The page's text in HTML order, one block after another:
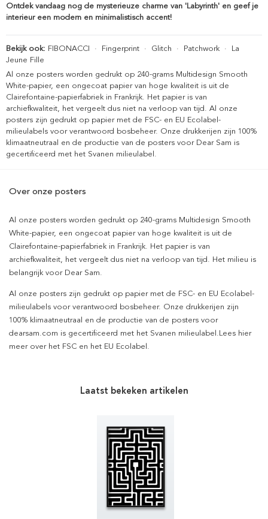
Ontdek vandaag nog de mysterieuze charme van 'Labyrinth' en geef je
interieur een modern en minimalistisch accent!
Bekijk ook: FIBONACCI · Fingerprint · Glitch · Patchwork · La
Jeune Fille
Al onze posters worden gedrukt op 240-grams Multidesign Smooth
White-papier, een ongecoat papier van hoge kwaliteit is uit de
Clairefontaine-papierfabriek in Frankrijk. Het papier is van
archiefkwaliteit, het vergeelt dus niet na verloop van tijd. Al onze
posters zijn gedrukt op papier met de FSC- en EU Ecolabel-
milieulabels voor verantwoord bosbeheer. Onze drukkerijen zijn 100%
klimaatneutraal en de productie van de posters voor Dear Sam is
gecertificeerd met het Svanen milieulabel.
Over onze posters
Al onze posters worden gedrukt op 240-grams Multidesign Smooth
White-papier, een ongecoat papier van hoge kwaliteit is uit de
Clairefontaine-papierfabriek in Frankrijk. Het papier is van
archiefkwaliteit, het vergeelt dus niet na verloop van tijd. Het milieu is
belangrijk voor Dear Sam.
Al onze posters zijn gedrukt op papier met de FSC- en EU Ecolabel-
milieulabels voor verantwoord bosbeheer. Onze drukkerijen zijn
100% klimaatneutraal en de productie van de posters voor
dearsam.com is gecertificeerd met het Svanen milieulabel.Lees hier
meer over het FSC en het EU Ecolabel.
Laatst bekeken artikelen